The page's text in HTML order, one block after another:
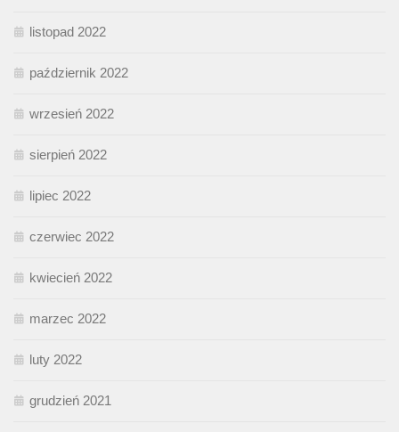
listopad 2022
październik 2022
wrzesień 2022
sierpień 2022
lipiec 2022
czerwiec 2022
kwiecień 2022
marzec 2022
luty 2022
grudzień 2021